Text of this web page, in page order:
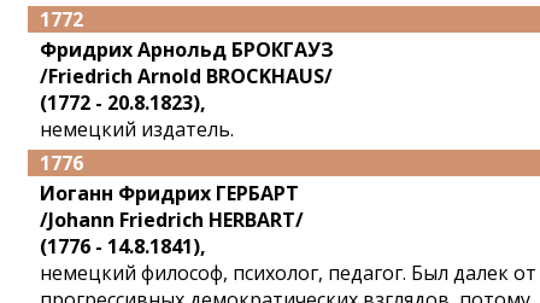
1772
Фридрих Арнольд БРОКГАУЗ
/Friedrich Arnold BROCKHAUS/
(1772 - 20.8.1823),
немецкий издатель.
1776
Иоганн Фридрих ГЕРБАРТ
/Johann Friedrich HERBART/
(1776 - 14.8.1841),
немецкий философ, психолог, педагог. Был далек от